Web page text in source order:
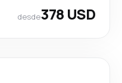
desde378 USD